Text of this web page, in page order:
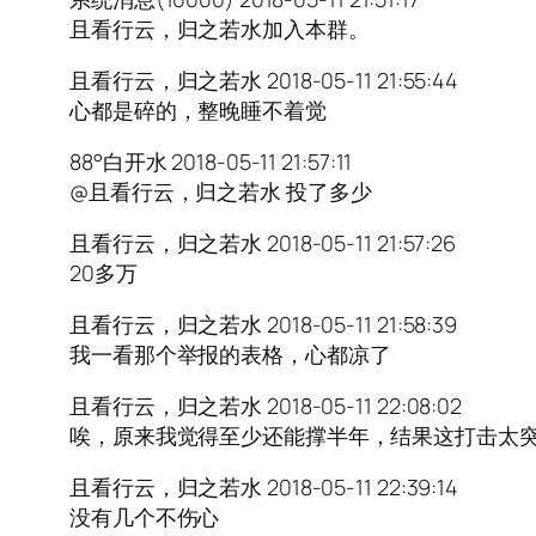
且看行云，归之若水加入本群。
且看行云，归之若水 2018-05-11 21:55:44
心都是碎的，整晚睡不着觉
88°白开水 2018-05-11 21:57:11
@且看行云，归之若水 投了多少
且看行云，归之若水 2018-05-11 21:57:26
20多万
且看行云，归之若水 2018-05-11 21:58:39
我一看那个举报的表格，心都凉了
且看行云，归之若水 2018-05-11 22:08:02
唉，原来我觉得至少还能撑半年，结果这打击太
且看行云，归之若水 2018-05-11 22:39:14
没有几个不伤心